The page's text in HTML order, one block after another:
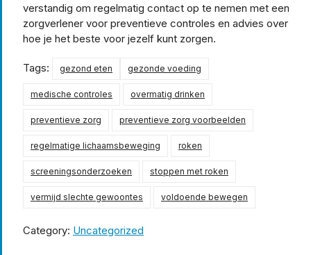
verstandig om regelmatig contact op te nemen met een
zorgverlener voor preventieve controles en advies over
hoe je het beste voor jezelf kunt zorgen.
Tags: gezond eten gezonde voeding
medische controles overmatig drinken
preventieve zorg preventieve zorg voorbeelden
regelmatige lichaamsbeweging roken
screeningsonderzoeken stoppen met roken
vermijd slechte gewoontes voldoende bewegen
Category: Uncategorized